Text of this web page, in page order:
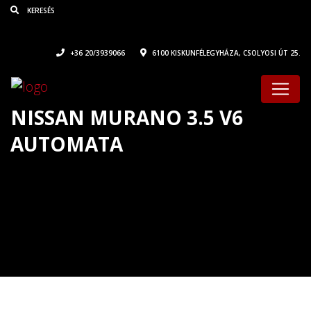
+36 20/3939066 6100 KISKUNFÉLEGYHÁZA, CSOLYOSI ÚT 25.
NISSAN MURANO 3.5 V6
AUTOMATA